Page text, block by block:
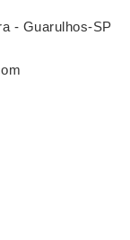
- Guarulhos-SP